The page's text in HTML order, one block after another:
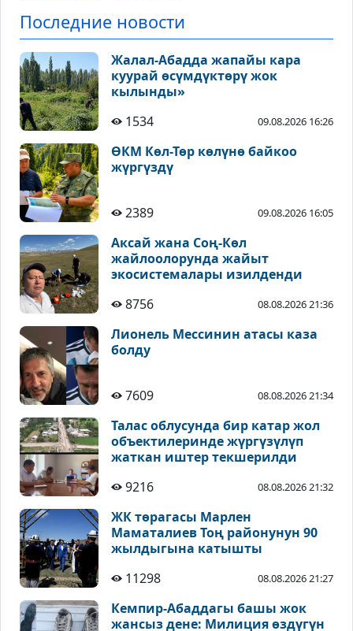
Последние новости
Жалал-Абадда жапайы кара
куурай өсүмдүктөрү жок
кылынды»
1534
09.08.2026 16:26
ӨКМ Көл-Төр көлүнө байкоо
жүргүздү
2389 09.08.2026 16:05
Аксай жана Соң-Көл
жайлоолорунда жайыт
экосистемалары изилденди
8756
08.08.2026 21:36
Лионель Мессинин атасы каза
болду
7609 08.08.2026 21:34
Талас облусунда бир катар жол
объектилеринде жүргүзүлүп
жаткан иштер текшерилди
9216
08.08.2026 21:32
ЖК төрагасы Марлен
Маматалиев Тоң районунун 90
жылдыгына катышты
11298
08.08.2026 21:27
Кемпир-Абаддагы башы жок
жансыз дене: Милиция өздүгүн